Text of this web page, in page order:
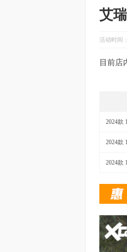
艾
活动时间
目前店
2024款
2024款
2024款